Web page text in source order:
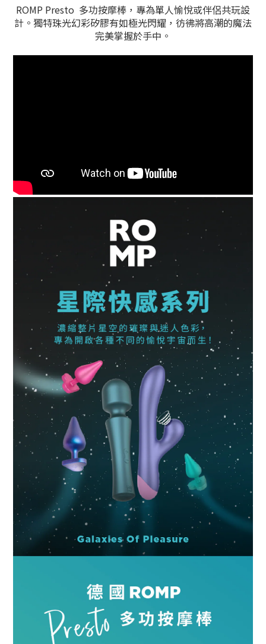
ROMP Presto 多功按摩棒，專為單人愉悅或伴侶共玩設
計。獨特珠光幻彩矽膠有如極光閃耀，彷彿將高潮的魔法
完美掌握於手中。